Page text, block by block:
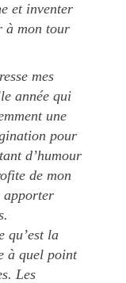
et inventer
à mon tour
mes
année qui
une
pour
d’humour
de mon
apporter
qu’est la
à quel point
Les